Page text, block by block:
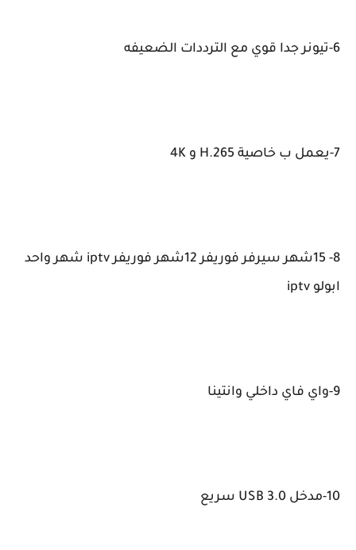
6-تيونر جدا قوي مع الترددات الضعيفه
7-يعمل ب خاصية H.265 و 4K
8- 15شهر سيرفر فوريفر 12شهر فوريفر iptv شهر واحد
ابولو iptv
9-واي فاي داخلي وانتينا
10-مدخل USB 3.0 سريع